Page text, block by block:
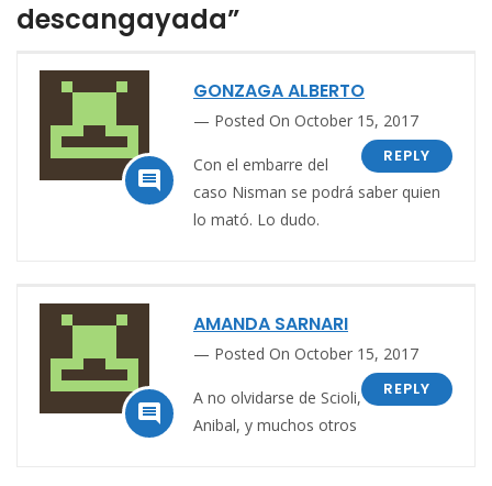
descangayada”

GONZAGA ALBERTO
Posted On October 15, 2017
REPLY
Con el embarre del
caso Nisman se podrá saber quien
lo mató. Lo dudo.

AMANDA SARNARI
Posted On October 15, 2017
REPLY
A no olvidarse de Scioli,
Anibal, y muchos otros